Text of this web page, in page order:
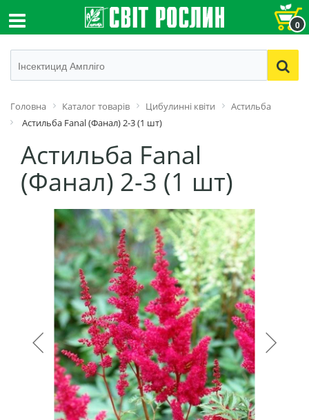
0
Головна Каталог товарів Цибулинні квіти
Астильба
Астильба Fanal (Фанал) 2-3 (1 шт)
Астильба Fanal
(Фанал) 2-3 (1 шт)